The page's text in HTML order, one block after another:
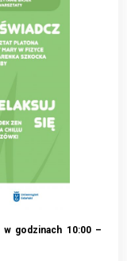
godzinach 10:00 –